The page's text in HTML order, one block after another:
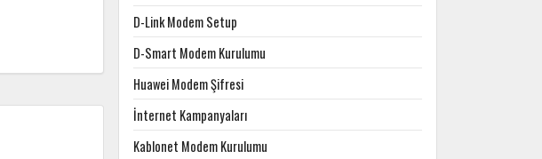
D-Link Modem Setup
D-Smart Modem Kurulumu
Huawei Modem Şifresi
İnternet Kampanyaları
Kablonet Modem Kurulumu